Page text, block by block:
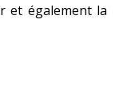
et également la